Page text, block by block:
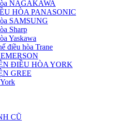
NAGAKAWA
HÒA PANASONIC
SAMSUNG
Sharp
Yaskawa
điều hòa Trane
ĐIỀU HÒA YORK
GREE
CŨ